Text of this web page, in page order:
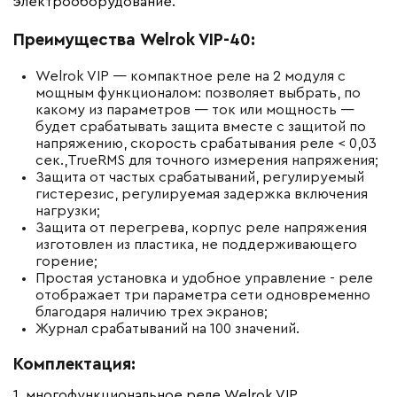
Преимущества Welrok VIP-40:
Welrok VIP — компактное реле на 2 модуля с
мощным функционалом: позволяет выбрать, по
какому из параметров — ток или мощность —
будет срабатывать защита вместе с защитой по
напряжению, скорость срабатывания реле < 0,03
сек.,TrueRMS для точного измерения напряжения;
Защита от частых срабатываний, регулируемый
гистерезис, регулируемая задержка включения
нагрузки;
Защита от перегрева, корпус реле напряжения
изготовлен из пластика, не поддерживающего
горение;
Простая установка и удобное управление - реле
отображает три параметра сети одновременно
благодаря наличию трех экранов;
Журнал срабатываний на 100 значений.
Комплектация: